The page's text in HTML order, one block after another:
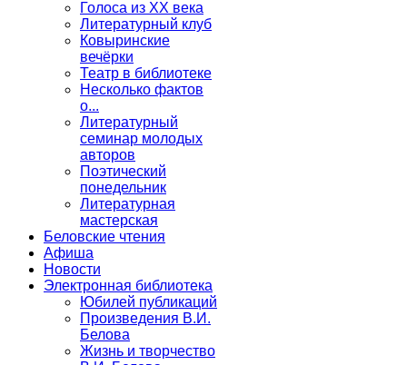
Голоса из ХХ века
Литературный клуб
Ковыринские
вечёрки
Театр в библиотеке
Несколько фактов
о...
Литературный
семинар молодых
авторов
Поэтический
понедельник
Литературная
мастерская
Беловские чтения
Афиша
Новости
Электронная библиотека
Юбилей публикаций
Произведения В.И.
Белова
Жизнь и творчество